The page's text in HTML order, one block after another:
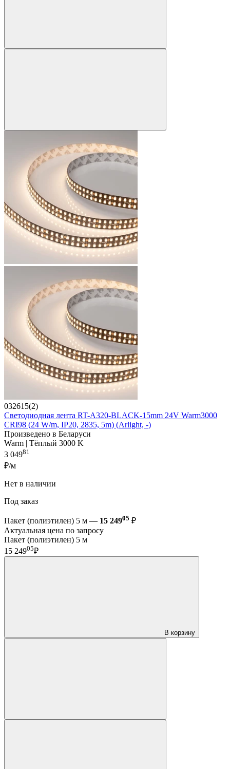
032615(2)
Светодиодная лента RT-A320-BLACK-15mm 24V Warm3000
CRI98 (24 W/m, IP20, 2835, 5m) (Arlight, -)
Произведено в Беларуси
Warm | Тёплый 3000 K
3 04981
₽/м
Нет в наличии
Под заказ
Пакет (полиэтилен) 5 м — 15 24905 ₽
Актуальная цена по запросу
Пакет (полиэтилен) 5 м
15 24905₽
В корзину